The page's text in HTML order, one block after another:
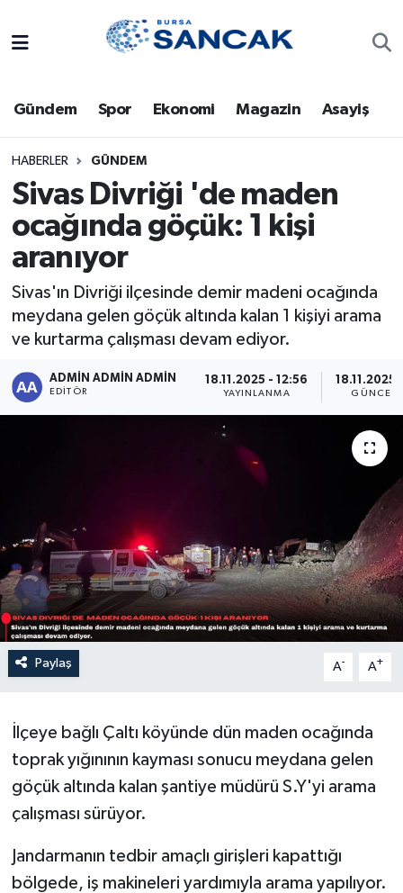
Gündem Spor Ekonomi Magazin Asayiş
HABERLER GÜNDEM
Sivas Divriği 'de maden
ocağında göçük: 1 kişi
aranıyor
Sivas'ın Divriği ilçesinde demir madeni ocağında
meydana gelen göçük altında kalan 1 kişiyi arama
ve kurtarma çalışması devam ediyor.
ADMİN ADMİN ADMİN
EDITÖR
18.11.2025 - 12:56
YAYINLANMA
18.11.2025
Paylaş A- A+
İlçeye bağlı Çaltı köyünde dün maden ocağında
toprak yığınının kayması sonucu meydana gelen
göçük altında kalan şantiye müdürü S.Y'yi arama
çalışması sürüyor.
Jandarmanın tedbir amaçlı girişleri kapattığı
bölgede, iş makineleri yardımıyla arama yapılıyor.
Bursa
Dünya
Eğitim
Ekonomi
Genel
Gündem
Magazin
Spor
Türkiye
Trafik Durumu
Süper Lig Puan Durumu ve Fikstür
Tüm Manşetler
Son Dakika Haberleri
Haber Arşivi